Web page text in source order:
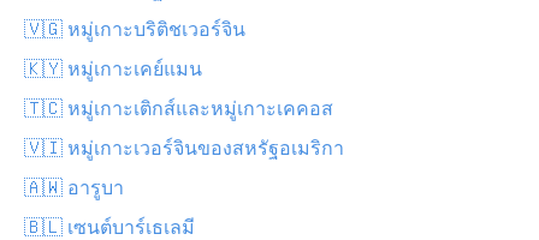
🇻🇬 หมู่เกาะบริติชเวอร์จิน
🇰🇾 หมู่เกาะเคย์แมน
🇹🇨 หมู่เกาะเติกส์และหมู่เกาะเคคอส
🇻🇮 หมู่เกาะเวอร์จินของสหรัฐอเมริกา
🇦🇼 อารูบา
🇧🇱 เซนต์บาร์เธเลมี